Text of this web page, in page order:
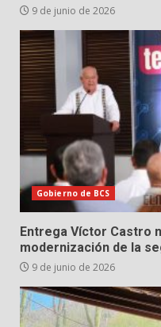
9 de junio de 2026
Gobierno de BCS
Entrega Víctor Castro
modernización de la
9 de junio de 2026